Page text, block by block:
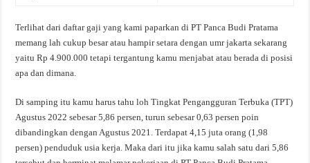
Terlihat dari daftar gaji yang kami paparkan di PT Panca Budi Pratama
memang lah cukup besar atau hampir setara dengan umr jakarta sekarang
yaitu Rp 4.900.000 tetapi tergantung kamu menjabat atau berada di posisi
apa dan dimana.
Di samping itu kamu harus tahu loh Tingkat Pengangguran Terbuka (TPT)
Agustus 2022 sebesar 5,86 persen, turun sebesar 0,63 persen poin
dibandingkan dengan Agustus 2021. Terdapat 4,15 juta orang (1,98
persen) penduduk usia kerja. Maka dari itu jika kamu salah satu dari 5,86